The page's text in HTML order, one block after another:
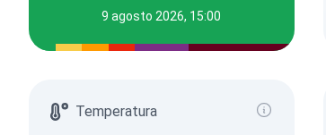
9 agosto 2026, 15:00
Temperatura